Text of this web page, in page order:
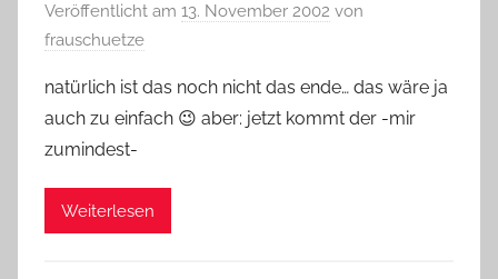
Veröffentlicht am 13. November 2002 von
frauschuetze
natürlich ist das noch nicht das ende… das wäre ja
auch zu einfach 😉 aber: jetzt kommt der -mir
zumindest-
Weiterlesen